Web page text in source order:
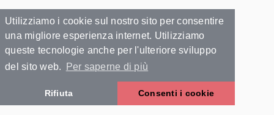
Utilizziamo i cookie sul nostro sito per consentire
una migliore esperienza internet. Utilizziamo
queste tecnologie anche per l'ulteriore sviluppo
del sito web.
Per saperne di più
Rifiuta Consenti i cookie